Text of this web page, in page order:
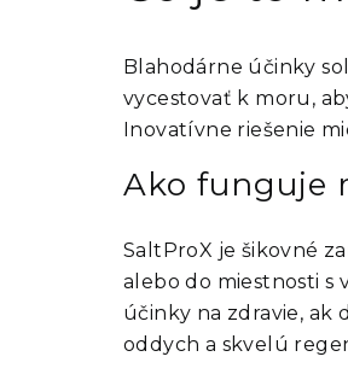
Blahodárne účinky
vycestovať k moru,
Inovatívne riešenie
Ako funguje
SaltProX je šikovné
alebo do miestnosti s
účinky na zdravie, ak
oddych a skvelú